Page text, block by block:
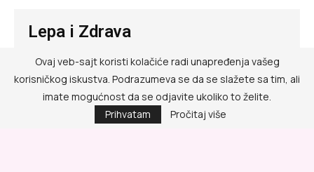
Lepa i Zdrava
@ RED MEDIA GROUP 2026
Kontakt
Ovaj veb-sajt koristi kolačiće radi unapređenja vašeg
korisničkog iskustva. Podrazumeva se da se slažete sa tim, ali
imate mogućnost da se odjavite ukoliko to želite.
Prihvatam
Pročitaj više